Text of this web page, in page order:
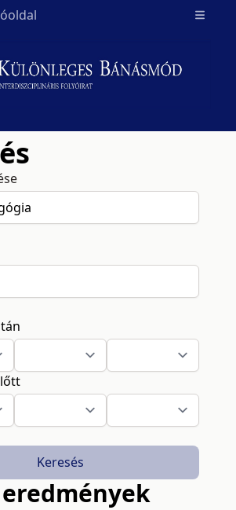
Open
Keresés